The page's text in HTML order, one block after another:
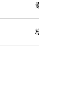
秦觉忠
杨慕嫦